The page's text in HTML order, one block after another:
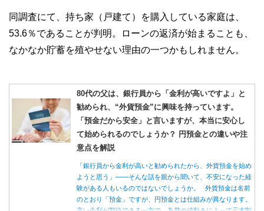
同調査にて、持ち家（戸建て）を購入している家庭は、
53.6％であることが判明。ローンの返済が始まることも、
なかなか貯蓄を殖やせない理由の一つかもしれません。
80代の父は、銀行員から「金利が高いですよ」と
勧められ、“外貨預金”に興味を持っています。
「預金だから安全」と言いますが、本当に安心し
て始められるのでしょうか？ 円預金との違いや注
意点を解説
「銀行員から金利が高いと勧められたから、外貨預金を始め
ようと思う」――そんな話を親から聞いて、不安になった経
験がある人もいるのではないでしょうか。 外貨預金は名前
のとおり「預金」ですが、円預金とは仕組みが異なります。